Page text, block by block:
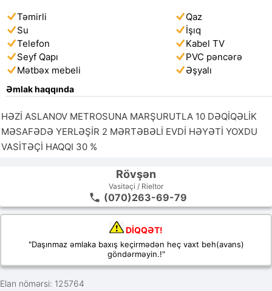
Təmirli
Qaz
Su
İşıq
Telefon
Kabel TV
Seyf Qapı
PVC pəncərə
Mətbəx mebeli
Əşyalı
Əmlak haqqında
HƏZİ ASLANOV METROSUNA MARŞURUTLA 10 DƏQİQƏLİK
MƏSAFƏDƏ YERLƏŞİR 2 MƏRTƏBƏLİ EVDİ HƏYƏTİ YOXDU
VASİTƏÇİ HAQQI 30 %
Rövşən
Vasitəçi / Rieltor
(070)263-69-79
DİQQƏT!
"Daşınmaz əmlaka baxış keçirmədən heç vaxt beh(avans)
göndərməyin.!"
Elan nömərsi: 125764